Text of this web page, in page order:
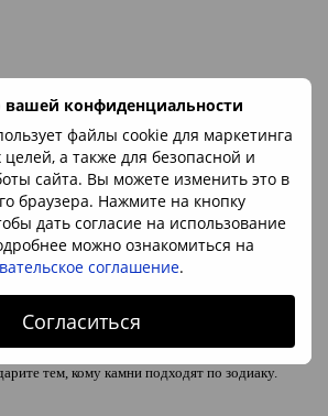
конфиденциальности
файлы cookie для маркетинга
целей, а также для безопасной и
сайта. Вы можете изменить это в
браузера. Нажмите на кнопку
дать согласие на использование
можно ознакомиться на
соглашение.
Согласиться
содалита в подарочной упаковке
камень
Бразилия (содалит), Украина (основание)
камни проявляют свои магические
тем, кому камни подходят по зодиаку.